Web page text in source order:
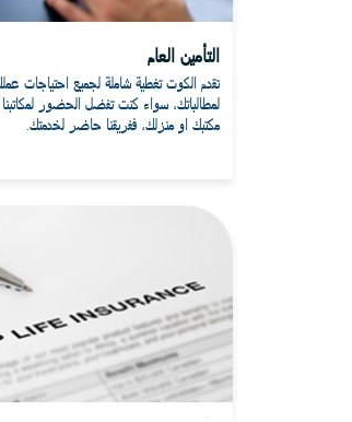
التأمين العام
تقدم الكوت تغطية شاملة لجميع احتياجات
لمطالباتك، سواء كنت تفضل الحضور لمكاتبنا
مكتبك او منزلك، ففريقنا حاضر لخدمتك.